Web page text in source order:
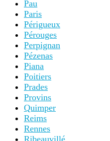
Pau
Paris
Périgueux
Pérouges
Perpignan
Pézenas
Piana
Poitiers
Prades
Provins
Quimper
Reims
Rennes
Ribeauvillé